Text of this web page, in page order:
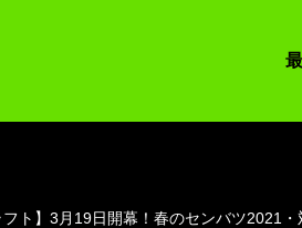
フト】3月19日開幕！春のセンバツ2021